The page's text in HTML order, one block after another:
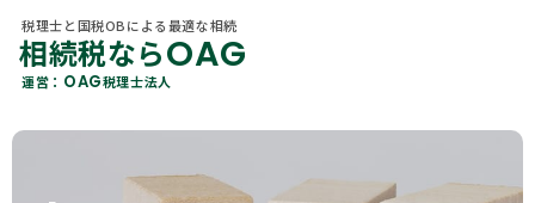
税理士と国税OBによる最適な相続
相続税ならOAG
運営： OAG税理士法人
税理士と国税OBによる最適な相続
相続税ならOAG
各種相続サービス
カテゴリ 一覧
相続税
相続手続き
当社概要